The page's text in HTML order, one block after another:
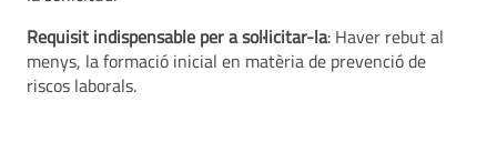
Requisit indispensable per a sol·licitar-la: Haver rebut al
menys, la formació inicial en matèria de prevenció de
riscos laborals.